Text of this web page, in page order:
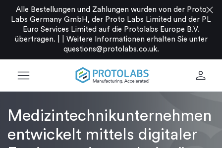
Alle Bestellungen und Zahlungen wurden von der Proto
Labs Germany GmbH, der Proto Labs Limited und der PL
Euro Services Limited auf die Protolabs Europe B.V.
übertragen. |
Weitere Informationen erhalten Sie unter
questions@protolabs.co.uk.
close
menu person
Medizintechnikunternehmen
entwickelt mittels digitaler